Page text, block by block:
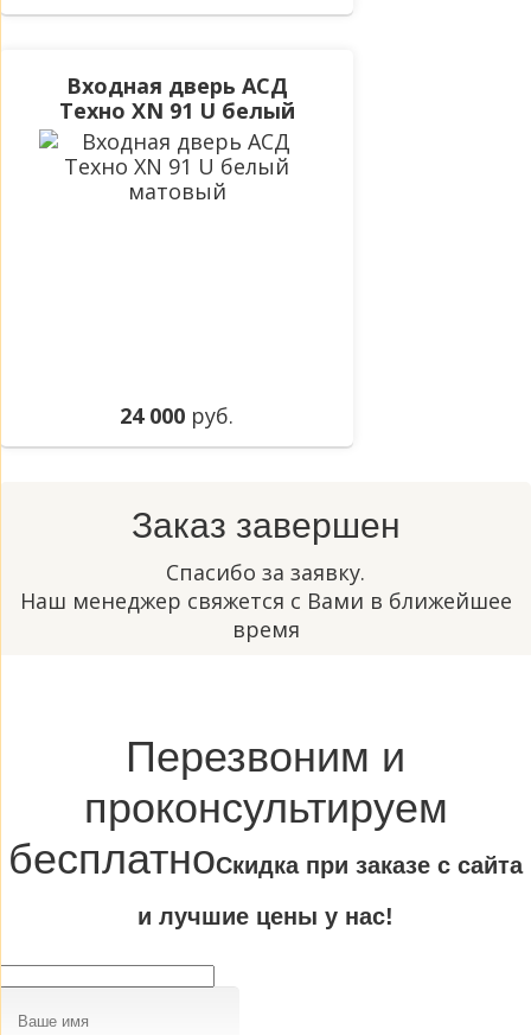
Входная дверь АСД
Техно XN 91 U белый
матовый
24 000 руб.
Заказ завершен
Спасибо за заявку.
Наш менеджер свяжется с Вами в ближейшее
время
Перезвоним и
проконсультируем
бесплатноCкидка при заказе с сайта
и лучшие цены у нас!